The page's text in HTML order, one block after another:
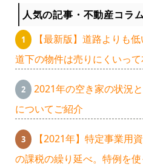
人気の記事・不動産コラ
【最新版】道路よりも
道下の物件は売りにくいって
2021年の空き家の状況
についてご紹介
【2021年】特定事業用
の課税の繰り延べ。特例を